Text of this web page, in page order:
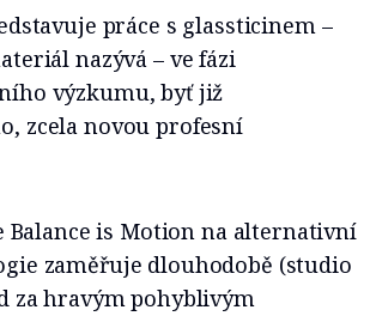
práce s glassticinem –
nazývá – ve fázi
výzkumu, byť již
zcela novou profesní
Balance is Motion na alternativní
zaměřuje dlouhodobě (studio
za hravým pohyblivým